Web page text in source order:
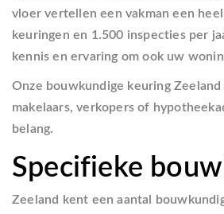
vloer vertellen een vakman een
keuringen en 1.500 inspecties per
kennis en ervaring om ook uw
Onze bouwkundige keuring
makelaars, verkopers of
belang.
Specifieke
Zeeland kent een aantal